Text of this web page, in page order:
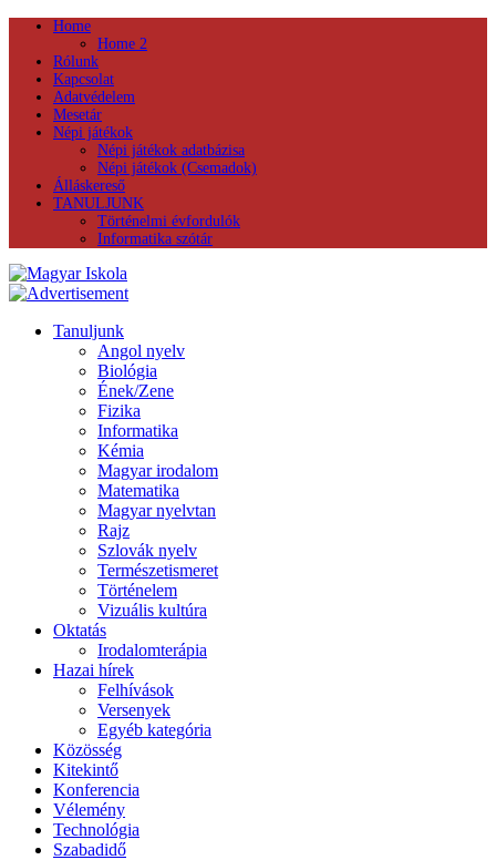
Home
Home 2
Rólunk
Kapcsolat
Adatvédelem
Mesetár
Népi játékok
Népi játékok adatbázisa
Népi játékok (Csemadok)
Álláskereső
TANULJUNK
Történelmi évfordulók
Informatika szótár
Tanuljunk
Angol nyelv
Biológia
Ének/Zene
Fizika
Informatika
Kémia
Magyar irodalom
Matematika
Magyar nyelvtan
Rajz
Szlovák nyelv
Természetismeret
Történelem
Vizuális kultúra
Oktatás
Irodalomterápia
Hazai hírek
Felhívások
Versenyek
Egyéb kategória
Közösség
Kitekintő
Konferencia
Vélemény
Technológia
Szabadidő